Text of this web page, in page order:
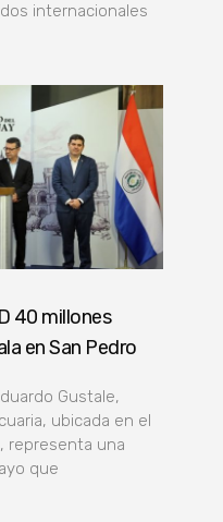
internacionales
40 millones
en San Pedro
Gustale,
ubicada en el
representa una
que